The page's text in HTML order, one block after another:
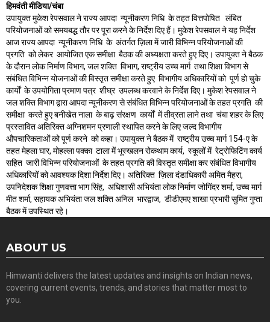
हिमवंती मीडिया/चंबा
उपायुक्त मुकेश रेपसवाल ने राज्य आपदा न्यूनीकरण निधि के तहत वित्तपोषित लंबित
परियोजनाओं को समयबद्ध तौर पर पूरा करने के निर्देश दिए हैं। मुकेश रेपसवाल ने यह निर्देश
आज राज्य आपदा न्यूनीकरण निधि के अंतर्गत ज़िला में जारी विभिन्न परियोजनाओं की
प्रगति को लेकर आयोजित एक समीक्षा बैठक की अध्यक्षता करते हुए दिए। उपायुक्त ने बैठक
के दौरान लोक निर्माण विभाग, जल शक्ति विभाग, राष्ट्रीय उच्च मार्ग तथा शिक्षा विभाग से
संबंधित विभिन्न योजनाओं की विस्तृत समीक्षा करते हुए विभागीय अधिकारियों को पूर्ण हो चुके
कार्यों के उपयोगिता प्रमाण पत्र शीघ्र उपलब्ध करवाने के निर्देश दिए। मुकेश रेपसवाल ने
जल शक्ति विभाग द्वारा आपदा न्यूनीकरण से संबंधित विभिन्न परियोजनाओं के तहत प्रगति की
समीक्षा करते हुए बनीखेत नाला के बाढ़ संरक्षण कार्यों में तीव्रता लाने तथा चंबा शहर के लिए
प्रस्तावित अतिरिक्त अग्निशमन प्रणाली स्थापित करने के लिए जल्द विभागीय
औपचारिकताओं को पूर्ण करने को कहा। उपायुक्त ने बैठक में राष्ट्रीय उच्च मार्ग 154-ए के
तहत मेहला घार, मोहल्ला पक्का टाला में भूस्खलन रोकथाम कार्य, स्कूलों में रेट्रोफिटिंग कार्य
सहित जारी विभिन्न परियोजनाओं के तहत प्रगति की विस्तृत समीक्षा कर संबंधित विभागीय
अधिकारियों को आवश्यक दिशा निर्देश दिए। अतिरिक्त ज़िला दंडाधिकारी अमित मैहरा,
उपनिदेशक शिक्षा गुणवत्ता भाग सिंह, अधिशासी अभियंता लोक निर्माण जोगिंदर शर्मा, उच्च मार्ग
मीत शर्मा, सहायक अभियंता जल शक्ति अनिल भारद्वाज, डीडीएमए शाखा प्रभारी सुमित गुप्ता
बैठक में उपस्थित रहे।
ABOUT US
Himwanti delivers the latest updates and insights on Indian news,
covering current events, trends, and stories that matter most to
you.